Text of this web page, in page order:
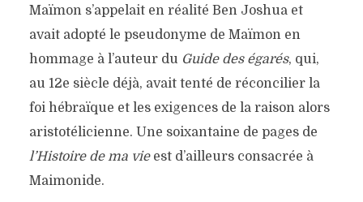
Maïmon s’appelait en réalité Ben Joshua et
avait adopté le pseudonyme de Maïmon en
hommage à l’auteur du Guide des égarés, qui,
au 12e siècle déjà, avait tenté de réconcilier la
foi hébraïque et les exigences de la raison alors
aristotélicienne. Une soixantaine de pages de
l’Histoire de ma vieest d’ailleurs consacrée à
Maimonide.